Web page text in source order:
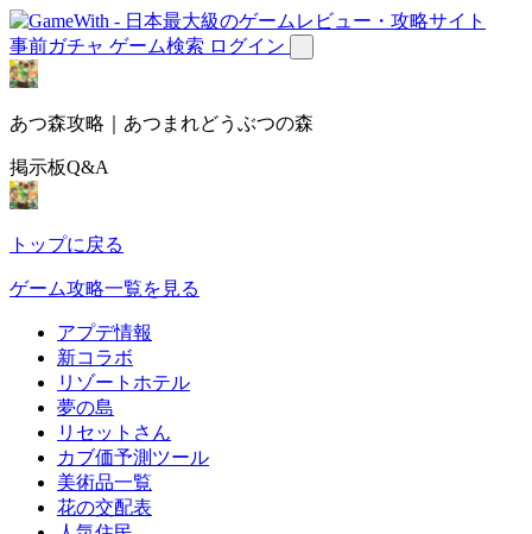
事前ガチャ ゲーム検索 ログイン
あつ森攻略｜あつまれどうぶつの森
掲示板Q&A
トップに戻る
ゲーム攻略一覧を見る
アプデ情報
新コラボ
リゾートホテル
夢の島
リセットさん
カブ価予測ツール
美術品一覧
花の交配表